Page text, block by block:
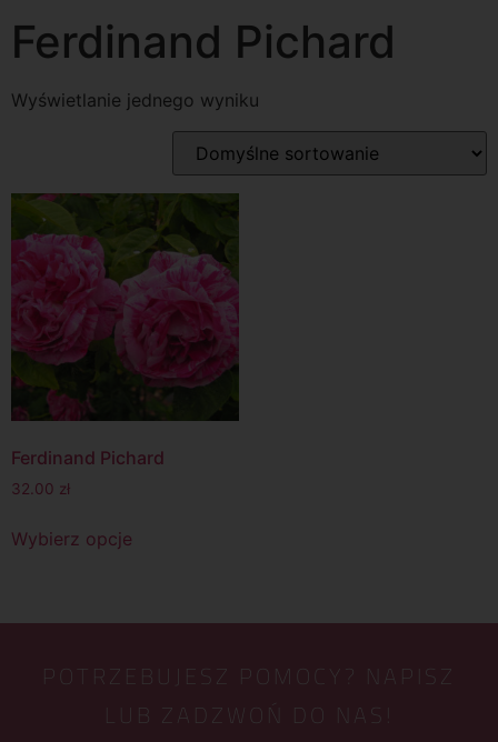
Ferdinand Pichard
Wyświetlanie jednego wyniku
Ferdinand Pichard
32.00 zł
Wybierz opcje
POTRZEBUJESZ POMOCY? NAPISZ
LUB ZADZWOŃ DO NAS!